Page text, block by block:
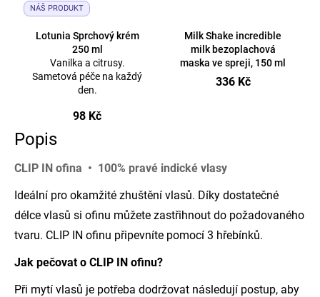
NÁŠ PRODUKT
Lotunia Sprchový krém
250 ml
Vanilka a citrusy.
Sametová péče na každý
den.
98 Kč
Milk Shake incredible
milk bezoplachová
maska ve spreji, 150 ml
336 Kč
Popis
CLIP IN ofina • 100% pravé indické vlasy
Ideální pro okamžité zhuštění vlasů. Díky dostatečné
délce vlasů si ofinu můžete zastřihnout do požadovaného
tvaru. CLIP IN ofinu připevníte pomocí 3 hřebínků.
Jak pečovat o CLIP IN ofinu?
Při mytí vlasů je potřeba dodržovat následují postup, aby